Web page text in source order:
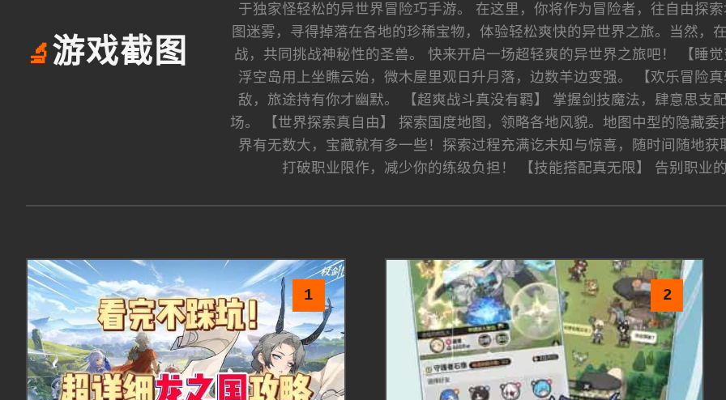
🔬游戏截图
于独家怪轻松的异世界冒险巧手游。 在这里，你将作为冒险者，往自由探
图迷雾，寻得掉落在各地的珍稀宝物，体验轻松爽快的异世界之旅。当然，
战，共同挑战神秘性的圣兽。 快来开启一场超轻爽的异世界之旅吧！ 【睡
浮空岛用上坐瞧云始，微木屋里观日升月落，边数羊边变强。 【欢乐冒险
敌，旅途持有你才幽默。 【超爽战斗真没有羁】 掌握剑技魔法，肆意思支
场。 【世界探索真自由】 探索国度地图，领略各地风貌。地图中型的隐藏
界有无数大，宝藏就有多一些！探索过程充满讫未知与惊喜，随时间随地
打破职业限作，减少你的练级负担！ 【技能搭配真无限】 告别职业
1 2